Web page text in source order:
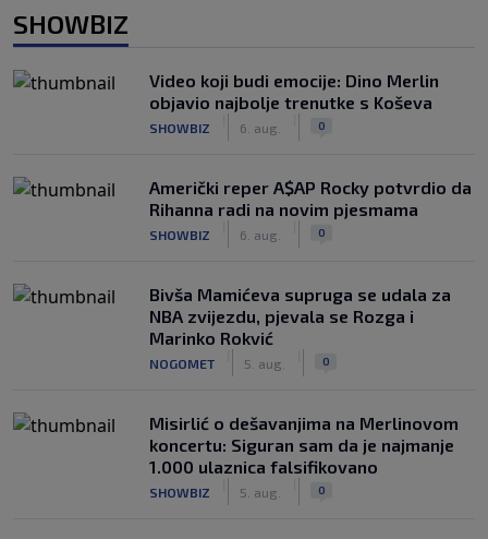
SHOWBIZ
Video koji budi emocije: Dino Merlin
objavio najbolje trenutke s Koševa
SHOWBIZ 6. aug. 0
Američki reper A$AP Rocky potvrdio da
Rihanna radi na novim pjesmama
SHOWBIZ 6. aug. 0
Bivša Mamićeva supruga se udala za
NBA zvijezdu, pjevala se Rozga i
Marinko Rokvić
NOGOMET 5. aug. 0
Misirlić o dešavanjima na Merlinovom
koncertu: Siguran sam da je najmanje
1.000 ulaznica falsifikovano
SHOWBIZ 5. aug. 0